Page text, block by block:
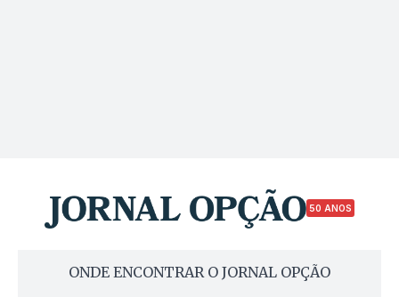
50 ANOS
ONDE ENCONTRAR O JORNAL OPÇÃO